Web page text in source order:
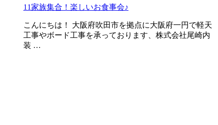
11家族集合！楽しいお食事会♪
こんにちは！ 大阪府吹田市を拠点に大阪府一円で軽天
工事やボード工事を承っております、株式会社尾崎内
装 …